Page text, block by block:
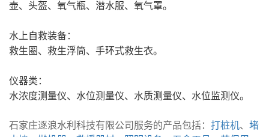
壶、头盔、氧气瓶、潜水服、氧气罩。
水上自救装备：
救生圈、救生浮筒、手环式救生衣。
仪器类：
水浓度测量仪、水位测量仪、水质测量仪、水位监测仪。
石家庄逐浪水利科技有限公司服务的产品包括： 打桩机、 堵